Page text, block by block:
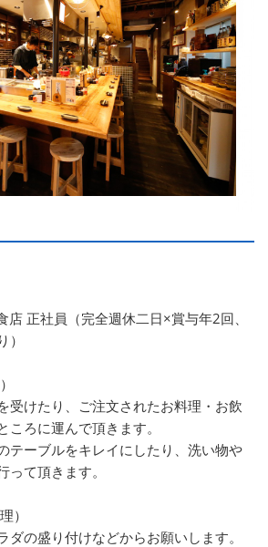
店 正社員（完全週休二日×賞与年2回、
受けたり、ご注文されたお料理・お飲
ころに運んで頂きます。
テーブルをキレイにしたり、洗い物や
って頂きます。
）
ダの盛り付けなどからお願いします。